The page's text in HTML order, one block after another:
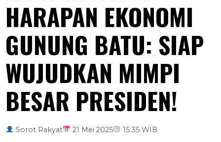
HARAPAN EKONOMI
GUNUNG BATU: SIAP
WUJUDKAN MIMPI
BESAR PRESIDEN!
Sorot Rakyat 21 Mei 2025 15:35 WIB